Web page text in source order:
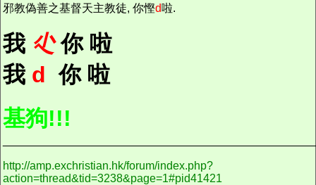
邪教偽善之基督天主教徒, 你慳d啦.
我 尐你 啦
我 d你 啦
基狗!!!
http://amp.exchristian.hk/forum/index.php?
action=thread&tid=3238&page=1#pid41421